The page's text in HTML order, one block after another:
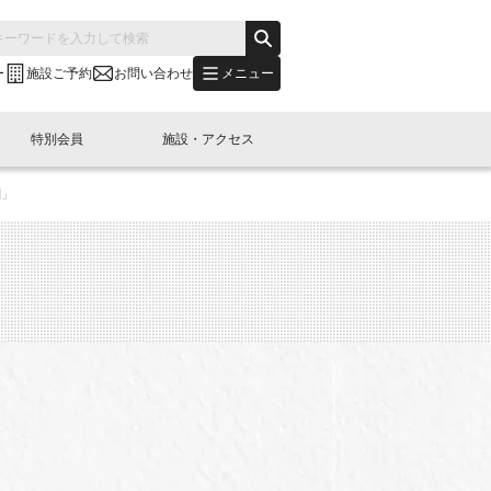
施設ご予約 お問い合わせ メニュー
別会員開催
展・参加
"LINK-BioBAY TOKYO"？
(News Letter)
コラム
ュース・事業紹介
ベント
LINK-J WEST
容
本橋エリアについて
特別会員
し込み
施設・アクセス
予約